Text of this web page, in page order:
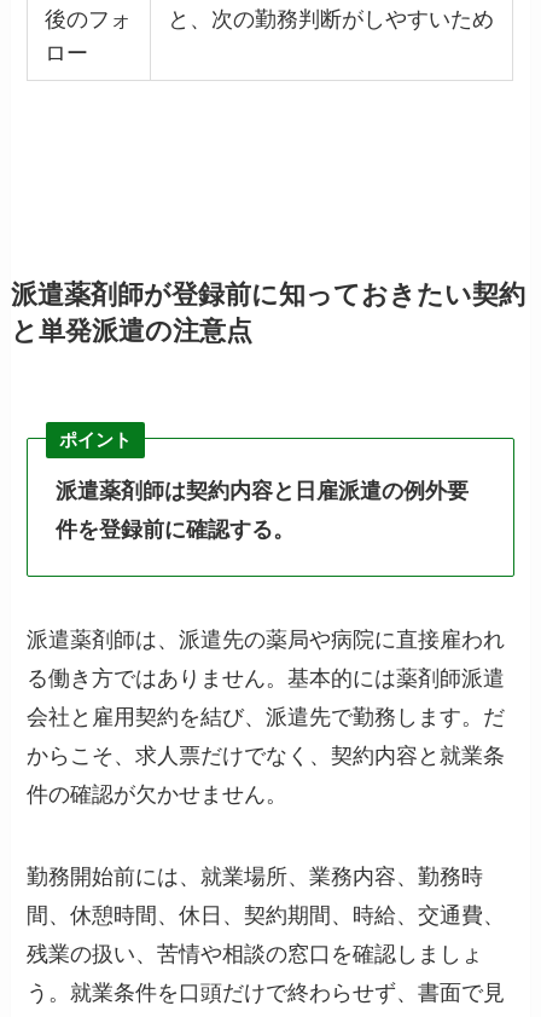
後のフォ
ロー
と、次の勤務判断がしやすいため
派遣薬剤師が登録前に知っておきたい契約
と単発派遣の注意点
ポイント
派遣薬剤師は契約内容と日雇派遣の例外要
件を登録前に確認する。
派遣薬剤師は、派遣先の薬局や病院に直接雇われ
る働き方ではありません。基本的には薬剤師派遣
会社と雇用契約を結び、派遣先で勤務します。だ
からこそ、求人票だけでなく、契約内容と就業条
件の確認が欠かせません。
勤務開始前には、就業場所、業務内容、勤務時
間、休憩時間、休日、契約期間、時給、交通費、
残業の扱い、苦情や相談の窓口を確認しましょ
う。就業条件を口頭だけで終わらせず、書面で見